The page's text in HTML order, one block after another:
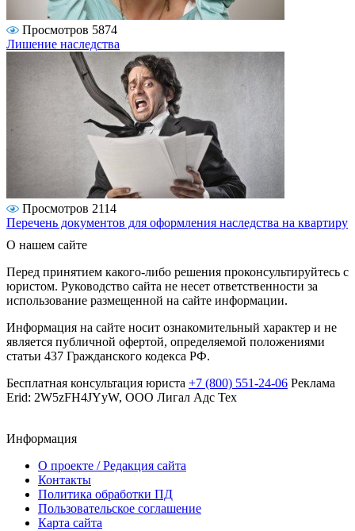
Просмотров 5874
Лишение наследства
Просмотров 2114
Перечень документов для оформления наследства на квартиру
О нашем сайте
Перед принятием какого-либо решения проконсультируйтесь с
юристом. Руководство сайта не несет ответственности за
использование размещенной на сайте информации.
Информация на сайте носит ознакомительный характер и не
является публичной офертой, определяемой положениями
статьи 437 Гражданского кодекса РФ.
Бесплатная консультация юриста +7 (800) 551-24-06 Реклама
Erid: 2W5zFH4JYyW, ООО Лигал Адс Тех
Информация
О проекте / Редакция сайта
Контакты
Политика обработки ПД
Пользовательское соглашение
Карта сайта